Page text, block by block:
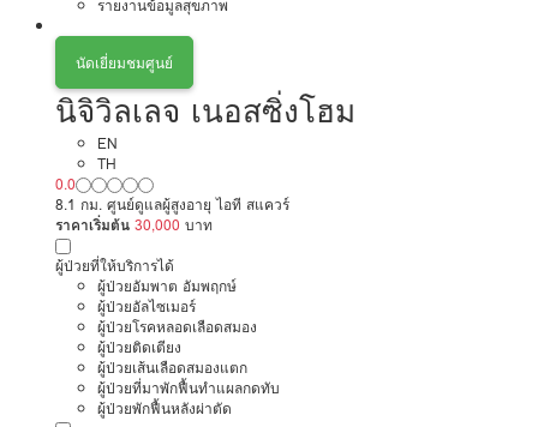
รายงานข้อมูลสุขภาพ
นัดเยี่ยมชมศูนย์
นิจิวิลเลจ เนอสซิ่งโฮม
EN
TH
0.0
8.1 กม. ศูนย์ดูแลผู้สูงอายุ ไอที สแควร์
ราคาเริ่มต้น 30,000 บาท
ผู้ป่วยที่ให้บริการได้
ผู้ป่วยอัมพาต อัมพฤกษ์
ผู้ป่วยอัลไซเมอร์
ผู้ป่วยโรคหลอดเลือดสมอง
ผู้ป่วยติดเตียง
ผู้ป่วยเส้นเลือดสมองแตก
ผู้ป่วยที่มาพักฟื้นทำแผลกดทับ
ผู้ป่วยพักฟื้นหลังผ่าตัด